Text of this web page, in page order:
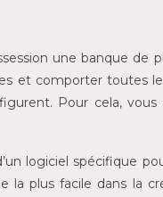
une banque de
et comporter toutes
Pour cela, vous
logiciel spécifique
la plus facile dans la